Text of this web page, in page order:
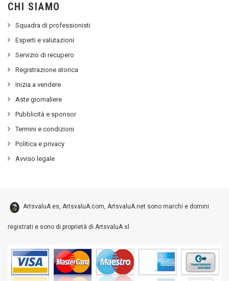
CHI SIAMO
Squadra di professionisti
Esperti e valutazioni
Servizio di recupero
Registrazione storica
Inizia a vendere
Aste giornaliere
Pubblicità e sponsor
Termini e condizioni
Politica e privacy
Avviso legale
ArtsvaluA.es, ArtsvaluA.com, ArtsvaluA.net sono marchi e domini
registrati e sono di proprietà di ArtsvaluA sl